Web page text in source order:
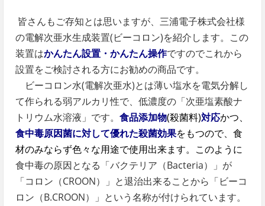
皆さんもご存知とは思いますが、三浦電子株式会社様
の電解次亜水生成装置(ビーコロン)を紹介します。この
装置はかんたん設置・かんたん操作ですのでこれから
設置をご検討される方にお勧めの商品です。
ビーコロン水(電解次亜水)とは薄い塩水を電気分解し
て作られる弱アルカリ性で、低濃度の「次亜塩素酸ナ
トリウム水溶液」です。 食品添加物(殺菌料)対応かつ、
食中毒原因菌に対して優れた殺菌効果をもつので、食
材のみならず色々な用途で使用出来ます。このように
食中毒の原因となる「バクテリア（Bacteria）」が
「コロン（CROON）」と退治出来ることから「ビーコ
ロン（B.CROON）」という名称が付けられています。